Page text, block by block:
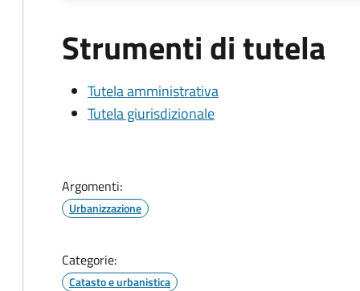
Strumenti di tutela
Tutela amministrativa
Tutela giurisdizionale
Argomenti:
Urbanizzazione
Categorie:
Catasto e urbanistica